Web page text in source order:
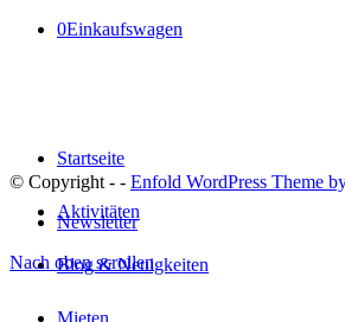
0Einkaufswagen
Startseite
Aktivitäten
Blog & Neuigkeiten
Mieten
© Copyright - - Enfold WordPress Theme
Newsletter
Nach oben scrollen